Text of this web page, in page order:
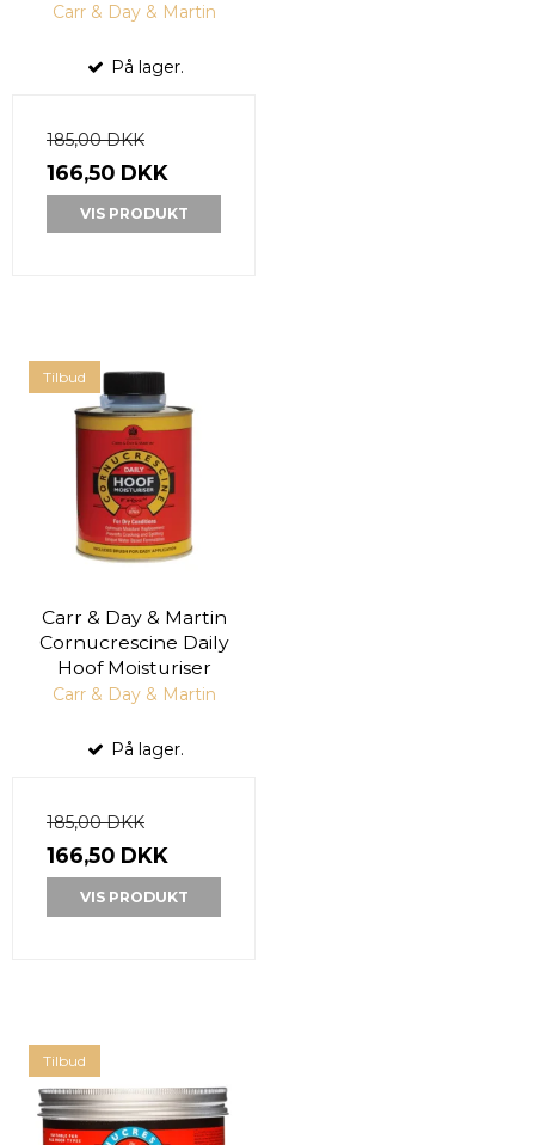
Carr & Day & Martin
På lager.
185,00 DKK
166,50 DKK
VIS PRODUKT
Tilbud
Carr & Day & Martin
Cornucrescine Daily
Hoof Moisturiser
Carr & Day & Martin
På lager.
185,00 DKK
166,50 DKK
VIS PRODUKT
Tilbud